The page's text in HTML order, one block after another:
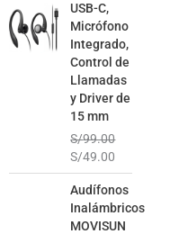
USB-C,
Micrófono
Integrado,
Control de
Llamadas
y Driver de
15 mm
S/99.00
S/49.00
Audífonos
Inalámbricos
MOVISUN
precio
precio